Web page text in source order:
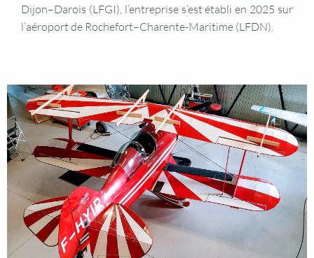
Dijon–Darois (LFGI), l’entreprise s’est établi en 2025 sur
l’aéroport de Rochefort–Charente-Maritime (LFDN).